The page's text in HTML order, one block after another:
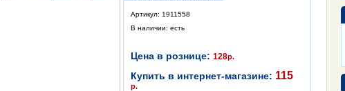
Артикул: 1911558
В наличии: есть
Цена в рознице: 128р.
Купить в интернет-магазине: 115
р.